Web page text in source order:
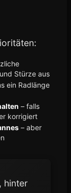
Stürze aus
ein Radlänge
– falls
korrigiert
– aber
hinter